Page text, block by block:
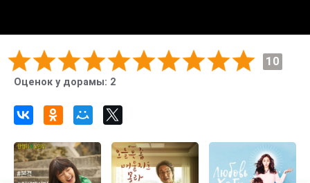
10
Оценок у дорамы: 2